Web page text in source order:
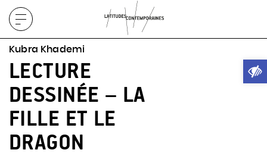
Afficher
le
menu
Kubra Khademi
LECTURE
DESSINÉE – LA
FILLE ET LE
DRAGON